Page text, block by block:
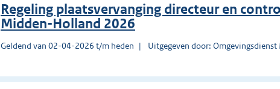
Regeling plaatsvervanging directeur en
Midden-Holland 2026
Geldend van 02-04-2026 t/m heden Uitgegeven door: